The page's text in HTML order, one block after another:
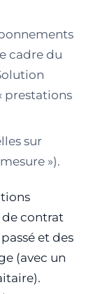
cadre du
prestations
sur
»).
de contrat
et des
(avec un